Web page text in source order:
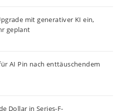
mit generativer KI ein,
geplant
AI Pin nach enttäuschendem
Dollar in Series-F-